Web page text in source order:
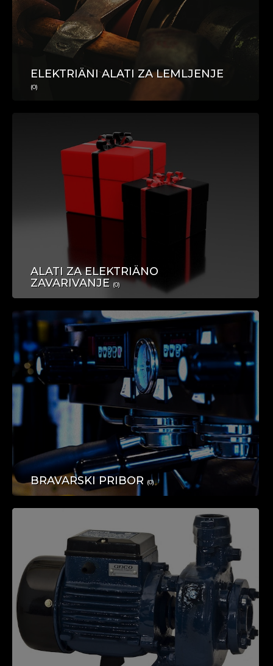
POSAO
TURIZAM
PLOVILA
NAKIT I SATOVI
DOM I OKUĆNICA
STROJEVI I ALATI
ELEKTRIÄNI ALATI ZA LEMLJENJE
(0)
ALATI ZA ELEKTRIÄNO
ZAVARIVANJE (0)
BRAVARSKI PRIBOR (0)